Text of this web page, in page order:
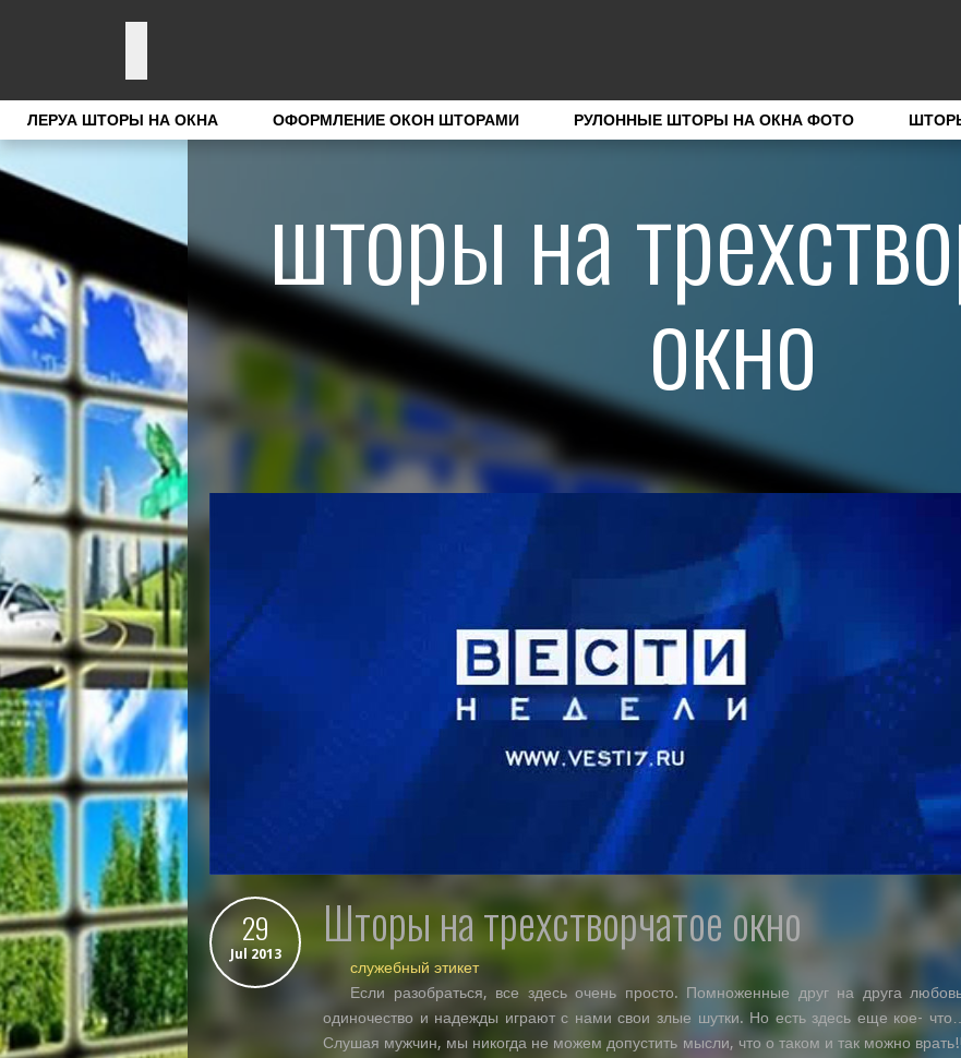
ЛЕРУА ШТОРЫ НА ОКНА ОФОРМЛЕНИЕ ОКОН ШТОРАМИ РУЛОННЫЕ ШТОРЫ НА ОКНА ФОТО
шторы на
окно
29
Jul 2013 шторы на трехстворчатое окно
служебный этикет
Если разобраться, все здесь очень просто. Помноженные друг на друга
одиночество и надежды играют с нами свои злые шутки. Но есть здесь еще кое- что…
Слушая мужчин, мы никогда не можем допустить мысли, что о таком и так можно